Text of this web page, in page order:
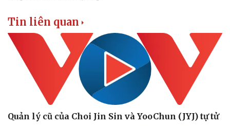
Doanh nghiệp
Thông tin doanh nghiệp
Doanh nghiệp 24h
Công nghệ
Sành điệu
Tin Công nghệ
Tin liên quan
Quản lý cũ của Choi Jin Sin và YooChun (JYJ) tự tử